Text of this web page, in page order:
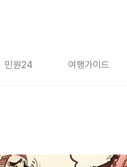
민원24 여행가이드